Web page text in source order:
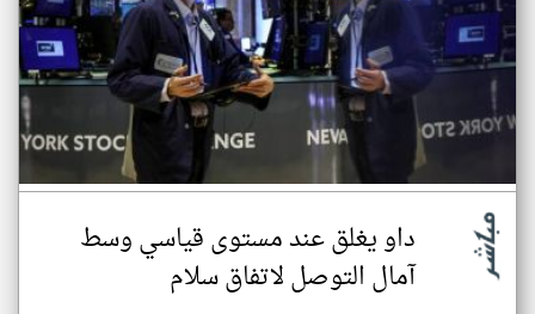
داو يغلق عند مستوى قياسي وسط
آمال التوصل لاتفاق سلام